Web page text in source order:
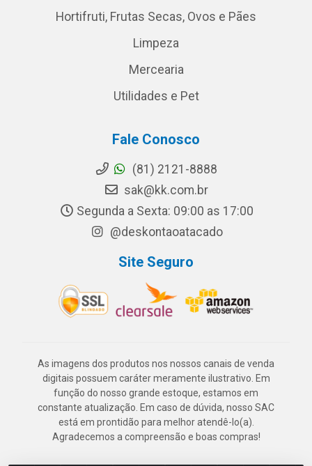
Hortifruti, Frutas Secas, Ovos e Pães
Limpeza
Mercearia
Utilidades e Pet
Fale Conosco
(81) 2121-8888
sak@kk.com.br
Segunda a Sexta: 09:00 as 17:00
@deskontaoatacado
Site Seguro
As imagens dos produtos nos nossos canais de venda
digitais possuem caráter meramente ilustrativo. Em
função do nosso grande estoque, estamos em
constante atualização. Em caso de dúvida, nosso SAC
está em prontidão para melhor atendê-lo(a).
Agradecemos a compreensão e boas compras!